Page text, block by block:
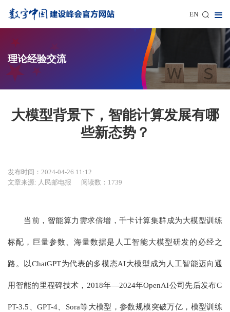
EN
理论经验交流
大模型背景下，智能计算发展有哪
些新态势？
发布时间：2024-04-26 11:12
文章来源: 人民邮电报
阅读数：1739
当前，智能算力需求倍增，千卡计算集群成为大模型训练
标配，巨量参数、海量数据是人工智能大模型研发的必经之
路。以ChatGPT为代表的多模态AI大模型成为人工智能迈向通
用智能的里程碑技术，2018年—2024年OpenAI公司先后发布G
PT-3.5、GPT-4、Sora等大模型，参数规模突破万亿，模型训练